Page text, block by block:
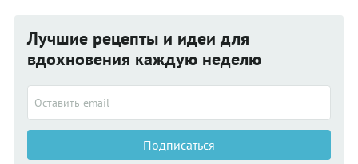
Лучшие рецепты и идеи для
вдохновения каждую неделю
Подписаться